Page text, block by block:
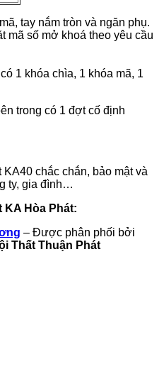
tay nắm tròn và ngăn phụ.
mã số mở khoá theo yêu cầu
1 khóa chìa, 1 khóa mã, 1
trong có 1 đợt cố định
chắc chắn, bảo mật và
ty, gia đình…
Hòa Phát:
– Được phân phối bởi
Thất Thuận Phát